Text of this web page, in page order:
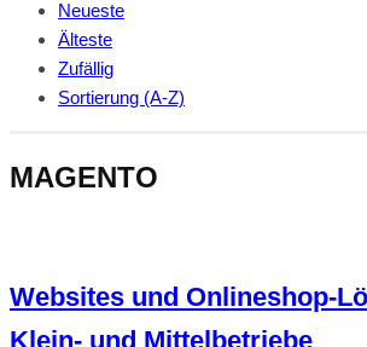
Neueste
Älteste
Zufällig
Sortierung (A-Z)
MAGENTO
Websites und Onlineshop-
Klein- und Mittelbetriebe